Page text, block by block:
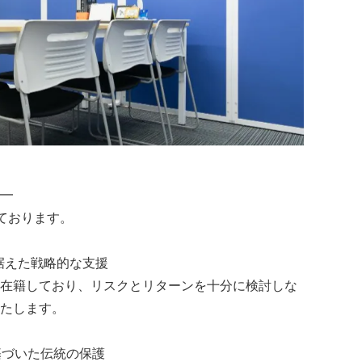
ります。
た戦略的な支援
籍しており、リスクとリターンを十分に検討しな
します。
いた伝統の保護